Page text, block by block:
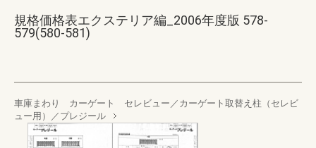
規格価格表エクステリア編_2006年度版 578-
579(580-581)
車庫まわり カーゲート セレビュー／カーゲート取替え柱（セレビ
ュー用）／プレジール